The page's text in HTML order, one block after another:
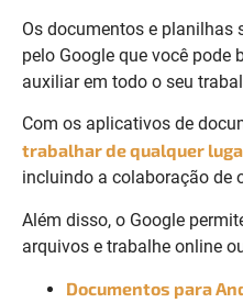
Os documentos e
pelo Google que você pode
auxiliar em todo o seu
Com os aplicativos de
trabalhar de qualquer
incluindo a colaboração de
Além disso, o Google
arquivos e trabalhe online
Documentos para